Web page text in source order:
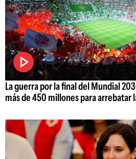
La guerra por la final del Mundial
más de 450 millones para arrebatar